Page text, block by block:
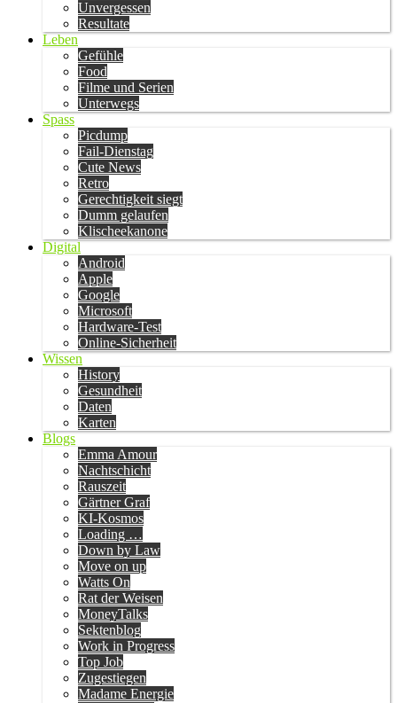
Unvergessen
Resultate
Leben
Gefühle
Food
Filme und Serien
Unterwegs
Spass
Picdump
Fail-Dienstag
Cute News
Retro
Gerechtigkeit siegt
Dumm gelaufen
Klischeekanone
Digital
Android
Apple
Google
Microsoft
Hardware-Test
Online-Sicherheit
Wissen
History
Gesundheit
Daten
Karten
Blogs
Emma Amour
Nachtschicht
Rauszeit
Gärtner Graf
KI-Kosmos
Loading …
Down by Law
Move on up
Watts On
Rat der Weisen
MoneyTalks
Sektenblog
Work in Progress
Top Job
Zugestiegen
Madame Energie